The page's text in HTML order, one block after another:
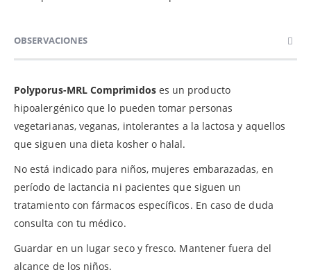
OBSERVACIONES
Polyporus-MRL Comprimidos es un producto
hipoalergénico que lo pueden tomar personas
vegetarianas, veganas, intolerantes a la lactosa y aquellos
que siguen una dieta kosher o halal.
No está indicado para niños, mujeres embarazadas, en
período de lactancia ni pacientes que siguen un
tratamiento con fármacos específicos. En caso de duda
consulta con tu médico.
Guardar en un lugar seco y fresco. Mantener fuera del
alcance de los niños.